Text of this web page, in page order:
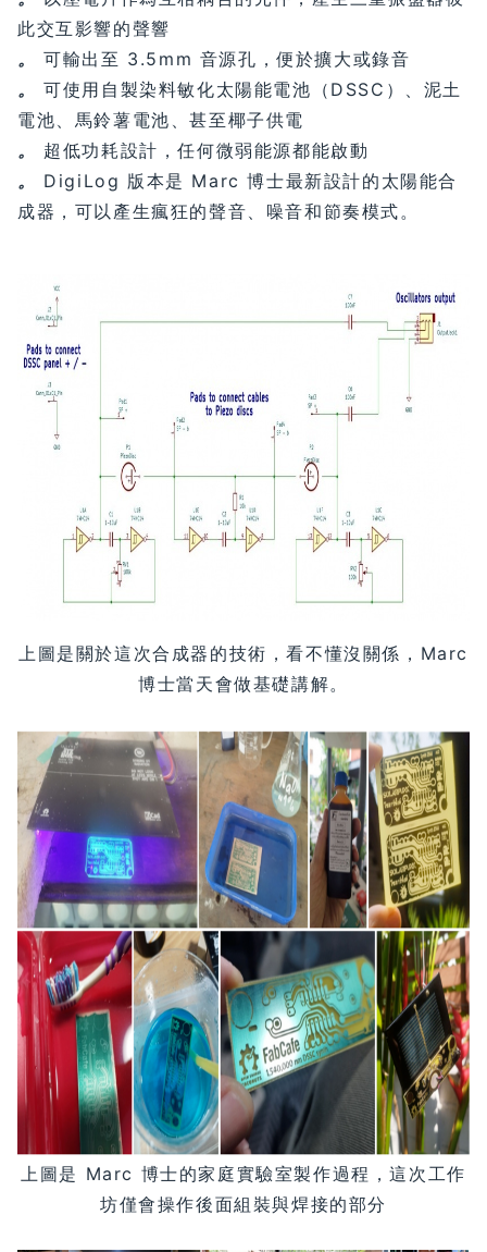
此交互影響的聲響
。
可輸出至 3.5mm 音源孔，便於擴大或錄音
。
可使用自製染料敏化太陽能電池（DSSC）、泥土
電池、馬鈴薯電池、甚至椰子供電
。
超低功耗設計，任何微弱能源都能啟動
。
DigiLog 版本是 Marc 博士最新設計的太陽能合
成器，可以產生瘋狂的聲音、噪音和節奏模式。
上圖是關於這次合成器的技術，看不懂沒關係，Marc
博士當天會做基礎講解。
上圖是 Marc 博士的家庭實驗室製作過程，這次工作
坊僅會操作後面組裝與焊接的部分